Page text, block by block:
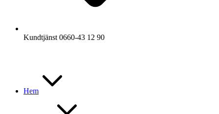
Kundtjänst 0660-43 12 90
Hem